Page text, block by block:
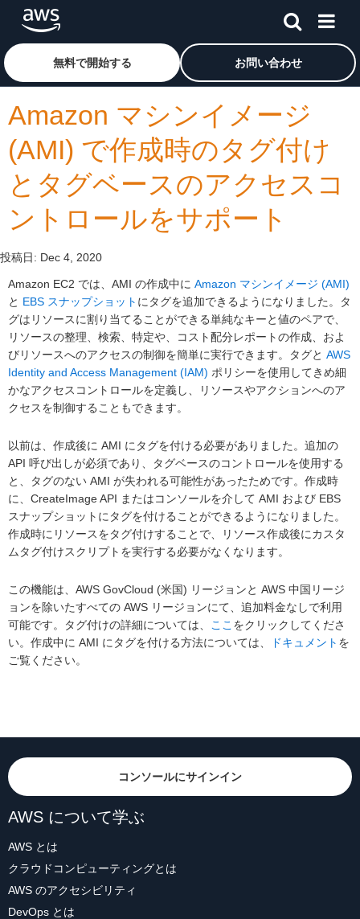
メインコンテンツに移動
アマゾン ウェブ サービスのホームページに戻るには、こ
無料で開始する お問い合わせ
Amazon マシンイメージ
(AMI) で作成時のタグ付け
とタグベースのアクセスコ
ントロールをサポート
投稿日: Dec 4, 2020
Amazon EC2 では、AMI の作成中に Amazon マシンイメージ (AMI)
と EBS スナップショット にタグを追加できるようになりました。タ
グはリソースに割り当てることができる単純なキーと値のペアで、
リソースの整理、検索、特定や、コスト配分レポートの作成、およ
びリソースへのアクセスの制御を簡単に実行できます。タグと AWS
Identity and Access Management (IAM) ポリシーを使用してきめ細
かなアクセスコントロールを定義し、リソースやアクションへのア
クセスを制御することもできます。
以前は、作成後に AMI にタグを付ける必要がありました。追加の
API 呼び出しが必須であり、タグベースのコントロールを使用する
と、タグのない AMI が失われる可能性があったためです。作成時
に、CreateImage API またはコンソールを介して AMI および EBS
スナップショットにタグを付けることができるようになりました。
作成時にリソースをタグ付けすることで、リソース作成後にカスタ
ムタグ付けスクリプトを実行する必要がなくなります。
この機能は、AWS GovCloud (米国) リージョンと AWS 中国リージ
ョンを除いたすべての AWS リージョンにて、追加料金なしで利用
可能です。タグ付けの詳細については、
ここ をクリックしてくださ
い。作成中に AMI にタグを付ける方法については、
ドキュメント を
ご覧ください。
コンソールにサインイン
AWS について学ぶ
AWS とは
クラウドコンピューティングとは
AWS のアクセシビリティ
DevOps とは